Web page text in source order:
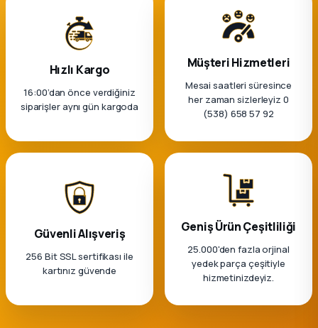
Hızlı Kargo
16:00’dan önce verdiğiniz
siparişler aynı gün kargoda
Müşteri Hizmetleri
Mesai saatleri süresince
her zaman sizlerleyiz 0
(538) 658 57 92
Güvenli Alışveriş
256 Bit SSL sertifikası ile
kartınız güvende
Geniş Ürün Çeşitliliği
25.000'den fazla orjinal
yedek parça çeşitiyle
hizmetinizdeyiz.